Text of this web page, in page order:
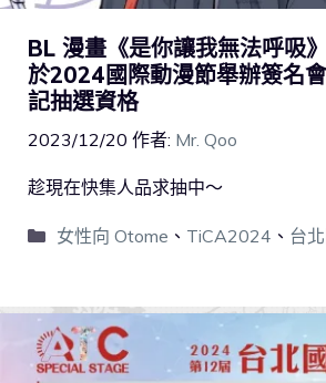
BL 漫畫《是你讓我無法呼吸
於2024國際動漫節舉辦簽名
記抽選資格
2023/12/20 作者: Mr. Qoo
趁現在快集人品求抽中～
女性向 Otome 、 TiCA2024 、 台